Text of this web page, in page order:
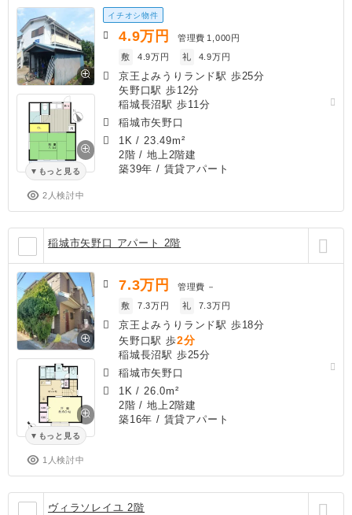
もっと見る
2人検討中
イチオシ物件
4.9万円 管理費 1,000円
敷
4.9万円 礼 4.9万円
京王よみうりランド駅 歩25分
矢野口駅 歩12分
稲城長沼駅 歩11分
稲城市矢野口
1K / 23.49m²
2階 / 地上2階建
築39年 / 賃貸アパート
稲城市矢野口 アパート 2階
もっと見る
1人検討中
7.3万円 管理費 －
敷
7.3万円 礼 7.3万円
京王よみうりランド駅 歩18分
矢野口駅 歩2分
稲城長沼駅 歩25分
稲城市矢野口
1K / 26.0m²
2階 / 地上2階建
築16年 / 賃貸アパート
ヴィラソレイユ 2階